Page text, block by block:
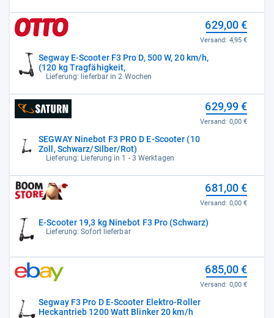
Segway E-Scooter F3 Pro D, 500 W, 20 km/h,
(120 kg Tragfähigkeit,
Lieferung: lieferbar in 2 Wochen
629,00 €
Versand: 4,95 €
SEGWAY Ninebot F3 PRO D E-Scooter (10
Zoll, Schwarz/Silber/Rot)
Lieferung: Lieferung in 1 - 3 Werktagen
629,99 €
Versand: 0,00 €
E-Scooter 19,3 kg Ninebot F3 Pro (Schwarz)
Lieferung: Sofort lieferbar
681,00 €
Versand: 0,00 €
Segway F3 Pro D E-Scooter Elektro-Roller
Heckantrieb 1200 Watt Blinker 20 km/h
685,00 €
Versand: 0,00 €